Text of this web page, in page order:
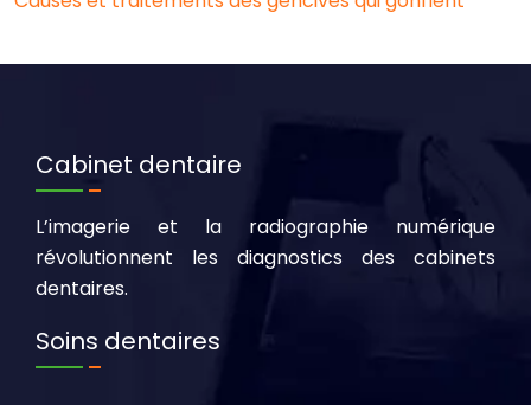
Cabinet dentaire
L’imagerie et la radiographie numérique
révolutionnent les diagnostics des cabinets
dentaires.
Soins dentaires